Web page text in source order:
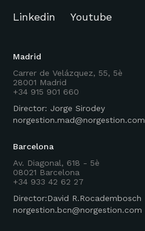
Madrid
Carrer de Velázquez, 55, 5è
28001 Madrid
+34 915 901 660
Director: Jorge Sirodey
norgestion.mad@norgestion.com
Barcelona
Av. Diagonal, 618 - 5è
08021 Barcelona
+34 933 42 62 27
Director:David R.Rocadembosch
norgestion.bcn@norgestion.com
Linkedin Youtube